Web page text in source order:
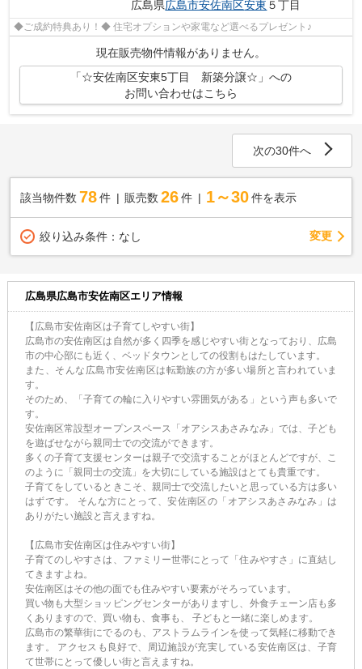
広島県広島市安佐南区安東 ５丁目
◆ご成約特典あり！◆ 住宅オプションや家電など選べるプレゼント♪
現在販売物件情報がありません。
「☆安佐南区安東5丁目 新築分譲☆」への
お問い合わせはこちら
次の30件へ
該当物件数 78件 販売数 26 件 1～30 件を表示
絞り込み条件： なし 変更
広島県広島市安佐南区エリア情報
【広島市安佐南区は子育てしやすい街】
広島市の安佐南区は自然が多く四季を感じやすい街となっており、広島
市の中心部にも近く、ベッドタウンとしての役割もはたしています。
また、そんな広島市安佐南区は転勤族の方が多い場所と言われていま
す。
そのため、「子育ての輪に入りやすい雰囲気がある」という声も多いで
す。
安佐南区常設型オープンスペース「オアシスあさみなみ」では、子ども
を遊ばせながら親同士での交流ができます。
多くの子育て支援センターは親子で交流することがほとんどですが、こ
のように「親同士の交流」を大切にしている施設はとても貴重です。
子育てをしているときこそ、親同士で交流したいと思っている方は多い
はずです。 そんな方にとって、安佐南区の「オアシスあさみなみ」は
ありがたい施設と言えますね。
【広島市安佐南区は住みやすい街】
子育てのしやすさは、ファミリー世帯にとって「住みやすさ」に直結し
てきますよね。
安佐南区はその他の面でも住みやすい要素がそろっています。
買い物も大型ショッピングセンターがありますし、外食チェーン店も多
くありますので、買い物も、食事も、 子どもと一緒に楽しめます。
広島市の繁華街にでるのも、アストラムラインを使って気軽に移動でき
ます。 アクセスも良好で、周辺施設が充実している安佐南区は、子育
て世帯にとって優しい街と言えますね。